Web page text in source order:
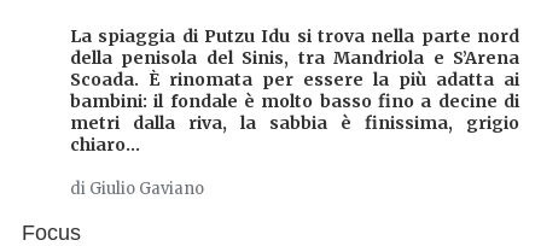
La spiaggia di Putzu Idu si trova nella parte nord
della penisola del Sinis, tra Mandriola e S’Arena
Scoada. È rinomata per essere la più adatta ai
bambini: il fondale è molto basso fino a decine di
metri dalla riva, la sabbia è finissima, grigio
chiaro...
di Giulio Gaviano
Focus